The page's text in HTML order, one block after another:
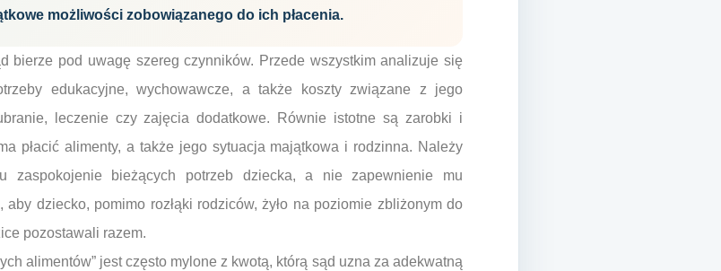
możliwości zobowiązanego do ich płacenia.
bierze pod uwagę szereg czynników. Przede wszystkim analizuje się
edukacyjne, wychowawcze, a także koszty związane z jego
leczenie czy zajęcia dodatkowe. Równie istotne są zarobki i
płacić alimenty, a także jego sytuacja majątkowa i rodzinna. Należy
zaspokojenie bieżących potrzeb dziecka, a nie zapewnienie mu
dziecko, pomimo rozłąki rodziców, żyło na poziomie zbliżonym do
pozostawali razem.
alimentów” jest często mylone z kwotą, którą sąd uzna za adekwatną